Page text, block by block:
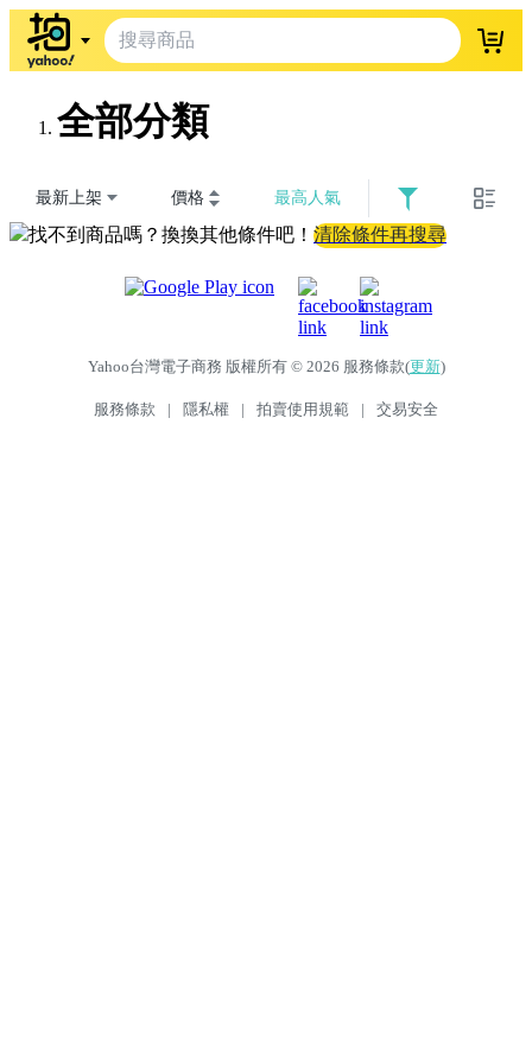
登入
全部分類
最新上架 價格 最高人氣
找不到商品嗎？換換其他條件吧！ 清除條件再搜尋
Yahoo台灣電子商務 版權所有 © 2026 服務條款(更新)
服務條款 | 隱私權 | 拍賣使用規範 | 交易安全